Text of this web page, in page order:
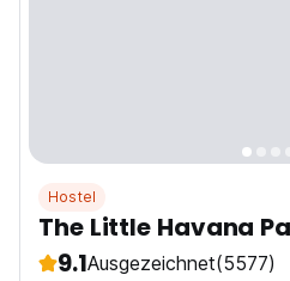
Hostel
The Little Havana
9.1Ausgezeichnet(5577)